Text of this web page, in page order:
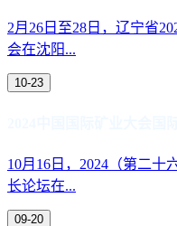
2月26日至28日，辽宁省
会在沈阳...
10-23
10月16日，2024（第二十
长论坛在...
09-20